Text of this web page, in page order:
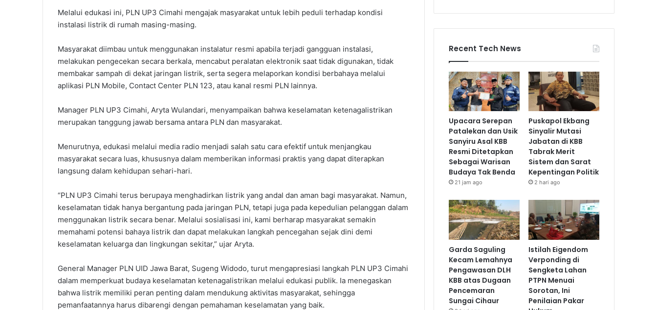
Melalui edukasi ini, PLN UP3 Cimahi mengajak masyarakat untuk lebih peduli terhadap kondisi
instalasi listrik di rumah masing-masing.
Masyarakat diimbau untuk menggunakan instalatur resmi apabila terjadi gangguan instalasi,
melakukan pengecekan secara berkala, mencabut peralatan elektronik saat tidak digunakan, tidak
membakar sampah di dekat jaringan listrik, serta segera melaporkan kondisi berbahaya melalui
aplikasi PLN Mobile, Contact Center PLN 123, atau kanal resmi PLN lainnya.
Manager PLN UP3 Cimahi, Aryta Wulandari, menyampaikan bahwa keselamatan ketenagalistrikan
merupakan tanggung jawab bersama antara PLN dan masyarakat.
Menurutnya, edukasi melalui media radio menjadi salah satu cara efektif untuk menjangkau
masyarakat secara luas, khususnya dalam memberikan informasi praktis yang dapat diterapkan
langsung dalam kehidupan sehari-hari.
“PLN UP3 Cimahi terus berupaya menghadirkan listrik yang andal dan aman bagi masyarakat. Namun,
keselamatan tidak hanya bergantung pada jaringan PLN, tetapi juga pada kepedulian pelanggan dalam
menggunakan listrik secara benar. Melalui sosialisasi ini, kami berharap masyarakat semakin
memahami potensi bahaya listrik dan dapat melakukan langkah pencegahan sejak dini demi
keselamatan keluarga dan lingkungan sekitar,” ujar Aryta.
General Manager PLN UID Jawa Barat, Sugeng Widodo, turut mengapresiasi langkah PLN UP3 Cimahi
dalam memperkuat budaya keselamatan ketenagalistrikan melalui edukasi publik. Ia menegaskan
bahwa listrik memiliki peran penting dalam mendukung aktivitas masyarakat, sehingga
pemanfaatannya harus dibarengi dengan pemahaman keselamatan yang baik.
Recent Tech News
Upacara Serepan
Patalekan dan Usik
Sanyiru Asal KBB
Resmi Ditetapkan
Sebagai Warisan
Budaya Tak Benda
21 jam ago
Puskapol Ekbang
Sinyalir Mutasi
Jabatan di KBB
Tabrak Merit
Sistem dan Sarat
Kepentingan Politik
2 hari ago
Garda Saguling
Kecam Lemahnya
Pengawasan DLH
KBB atas Dugaan
Pencemaran
Sungai Cihaur
Istilah Eigendom
Verponding di
Sengketa Lahan
PTPN Menuai
Sorotan, Ini
Penilaian Pakar